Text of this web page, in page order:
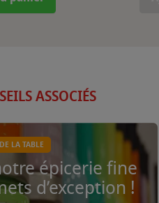
ASSOCIÉS
LA TABLE
épicerie fine
d’exception !